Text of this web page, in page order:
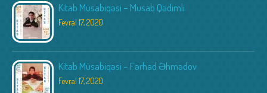
Kitab Müsabiqəsi – Musab Qədimli
Fevral 17, 2020
Kitab Müsabiqəsi – Fərhad Əhmədov
Fevral 17, 2020